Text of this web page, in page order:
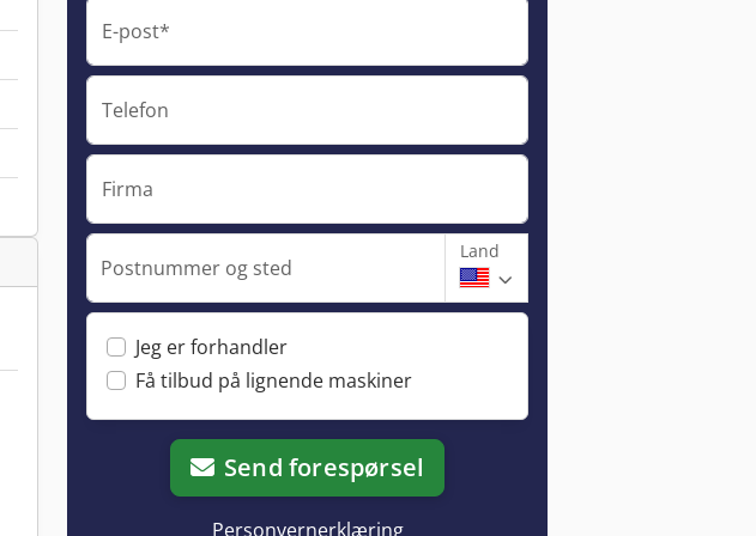
E-post*
Telefon
Firma
Postnummer og sted
Land
Jeg er forhandler
Få tilbud på lignende maskiner
Send forespørsel
Personvernerklæring